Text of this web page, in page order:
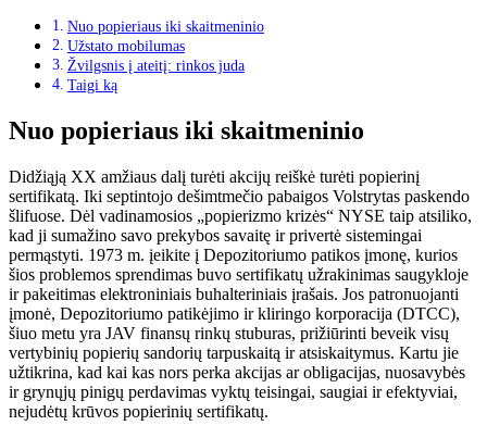
Nuo popieriaus iki skaitmeninio
Užstato mobilumas
Žvilgsnis į ateitį: rinkos juda
Taigi ką
Nuo popieriaus iki skaitmeninio
Didžiąją XX amžiaus dalį turėti akcijų reiškė turėti popierinį
sertifikatą. Iki septintojo dešimtmečio pabaigos Volstrytas paskendo
šlifuose. Dėl vadinamosios „popierizmo krizės“ NYSE taip atsiliko,
kad ji sumažino savo prekybos savaitę ir privertė sistemingai
permąstyti. 1973 m. įeikite į Depozitoriumo patikos įmonę, kurios
šios problemos sprendimas buvo sertifikatų užrakinimas saugykloje
ir pakeitimas elektroniniais buhalteriniais įrašais. Jos patronuojanti
įmonė, Depozitoriumo patikėjimo ir kliringo korporacija (DTCC),
šiuo metu yra JAV finansų rinkų stuburas, prižiūrinti beveik visų
vertybinių popierių sandorių tarpuskaitą ir atsiskaitymus. Kartu jie
užtikrina, kad kai kas nors perka akcijas ar obligacijas, nuosavybės
ir grynųjų pinigų perdavimas vyktų teisingai, saugiai ir efektyviai,
nejudėtų krūvos popierinių sertifikatų.